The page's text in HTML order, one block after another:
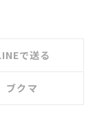
で送る
ブクマ